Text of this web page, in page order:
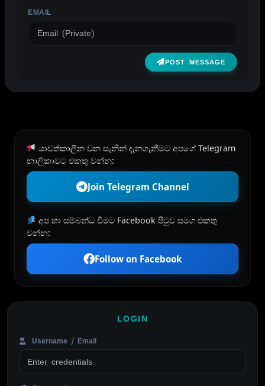
EMAIL
POST MESSAGE
යාවත්කාලීන වන සැනින් දැනගැනීමට අපගේ Telegram
නාලිකාවට එකතු වන්න:
Join Telegram Channel
අප හා සම්බන්ධ වීමට Facebook පිටුව සමග එකතු
වන්න:
Follow on Facebook
LOGIN
Username / Email